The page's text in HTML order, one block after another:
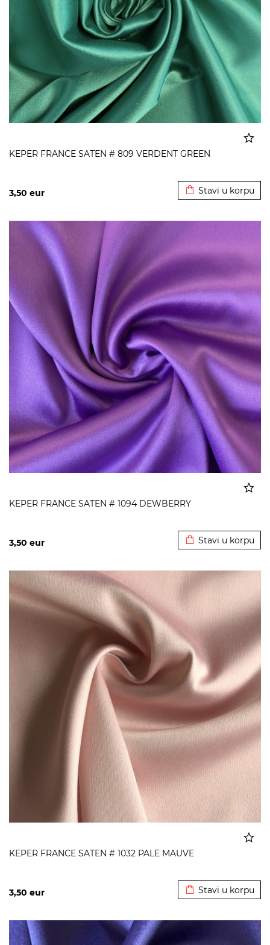
KEPER FRANCE SATEN # 809 VERDENT GREEN
3,50 eur Stavi u korpu
KEPER FRANCE SATEN # 1094 DEWBERRY
3,50 eur Stavi u korpu
KEPER FRANCE SATEN # 1032 PALE MAUVE
3,50 eur Stavi u korpu